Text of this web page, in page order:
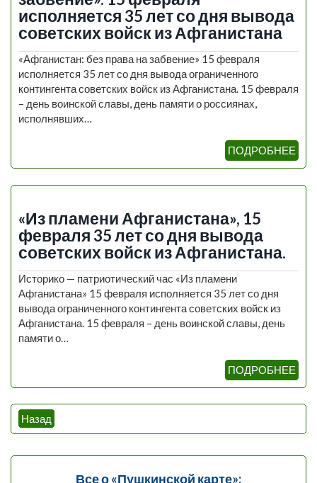
исполняется 35 лет со дня вывода
советских войск из Афганистана
«Афганистан: без права на забвение» 15 февраля
исполняется 35 лет со дня вывода ограниченного
контингента советских войск из Афганистана. 15 февраля
– день воинской славы, день памяти о россиянах,
исполнявших…
ПОДРОБНЕЕ
«Из пламени Афганистана», 15
февраля 35 лет со дня вывода
советских войск из Афганистана.
Историко — патриотический час «Из пламени
Афганистана» 15 февраля исполняется 35 лет со дня
вывода ограниченного контингента советских войск из
Афганистана. 15 февраля – день воинской славы, день
памяти о…
ПОДРОБНЕЕ
Навигация
записям
Назад
Все о «Пушкинской карте»: